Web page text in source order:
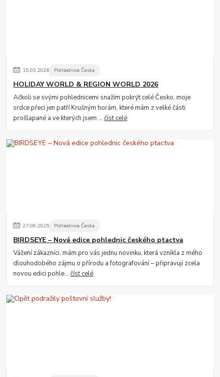
15.03.2026 Pohlednice Česka
HOLIDAY WORLD & REGION WORLD 2026
Ačkoli se svými pohlednicemi snažím pokrýt celé Česko, moje
srdce přeci jen patří Krušným horám, které mám z velké části
prošlapané a ve kterých jsem ...číst celé
27.08.2025 Pohlednice Česka
BIRDSEYE – Nová edice pohlednic českého ptactva
Vážení zákazníci, mám pro vás jednu novinku, která vznikla z mého
dlouhodobého zájmu o přírodu a fotografování – připravuji zcela
novou edici pohle...číst celé